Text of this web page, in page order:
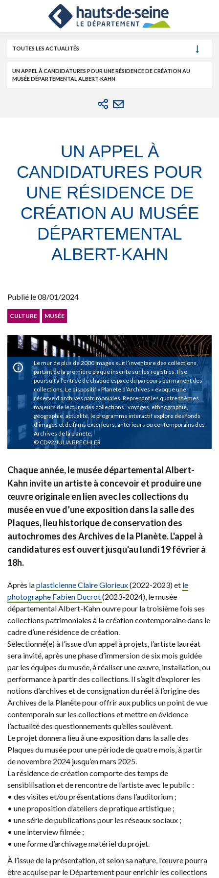
TOUTES LES ACTUALITÉS
UN APPEL À CANDIDATURES POUR UNE RÉSIDENCE DE CRÉATION AU
MUSÉE DÉPARTEMENTAL ALBERT-KAHN
UN APPEL À
CANDIDATURES POUR
UNE RÉSIDENCE DE
CRÉATION AU MUSÉE
DÉPARTEMENTAL
ALBERT-KAHN
Publié le08/01/2024
CULTURE MUSÉE
Le mur de plus de 2000 images suit l’inventaire des collections,
partant de la première plaque inscrite sur les registres. Il se
poursuit à l’entrée de chaque espace du parcours permanent des
collections. Le dispositif « Planète d’Archives » évoque une
réserve d’archives patrimoniales. Reprenant les quatre thèmes
majeurs de lecture des collections : voyages, ethnographie,
géographie, actualité, le programme interactif explore des fonds
d’images et de films extérieurs, antérieurs ou contemporains des
Archives de la planète.
CD92/JULIA BRECHLER
Chaque année, le musée départemental Albert-
Kahn invite un artiste à concevoir et produire une
œuvre originale en lien avec les collections du
musée en vue d’une exposition dans la salle des
Plaques, lieu historique de conservation des
autochromes des Archives de la Planète. L'appel à
candidatures est ouvert jusqu'au lundi 19 février à
18h.
Après laplasticienne Claire Glorieux(2022-2023) et le
photographe Fabien Ducrot(2023-2024), le musée
départemental Albert-Kahn ouvre pour la troisième fois ses
collections patrimoniales à la création contemporaine dans le
cadre d’une résidence de création.
Sélectionné(e) à l’issue d’un appel à projets, l’artiste lauréat
sera invité, après une phase d’immersion de six mois guidée
par les équipes du musée, à réaliser une œuvre, installation, ou
performance à partir des collections. Il s’agit d’explorer les
notions d’archives et de consignation du réel à l’origine des
Archives de la Planète pour offrir aux publics un point de vue
contemporain sur les collections et mettre en évidence
l’actualité des questionnements qu’elles soulèvent.
Le projet donnera lieu à une exposition dans la salle des
Plaques du musée pour une période de quatre mois, à partir
de novembre 2024 jusqu’en mars 2025.
La résidence de création comporte des temps de
sensibilisation et de rencontre de l’artiste avec le public :
• des visites et/ou présentations dans l’auditorium ;
• une proposition d’ateliers de pratique artistique ;
• une série de publications pour les réseaux sociaux ;
• une interview filmée ;
• une forme d’archivage matériel du projet.
À l’issue de la présentation, et selon sa nature, l’œuvre pourra
être acquise par le Département pour enrichir les collections
Cookies et traceurs utilisés sur ce site.